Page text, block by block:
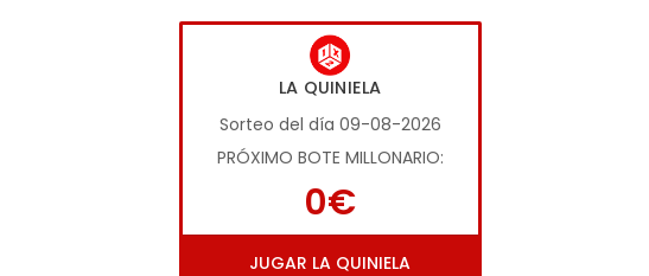
LA QUINIELA
Sorteo del día 09-08-2026
PRÓXIMO BOTE MILLONARIO:
0€
JUGAR LA QUINIELA